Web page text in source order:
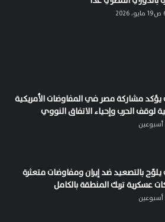
يؤكد مشاركة مصر في المفاوضات الأمريكية
لوقف الحرب وإحياء الاتفاق النووي
أسبوعين
يلوّح بالتصعيد ضد إيران ومفاوضات متعثرة
عسكرية تربك المنطقة بالكامل
أسبوعين